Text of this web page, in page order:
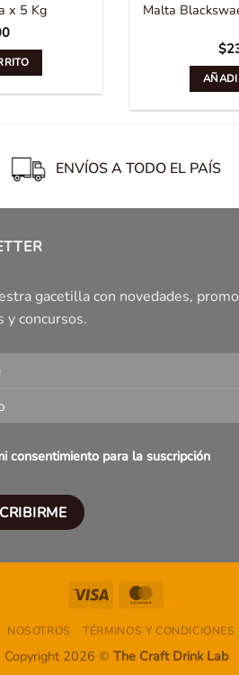
x 5 Kg
Malta
$
ENVÍOS A TODO EL PAÍS
gacetilla con novedades,
y concursos.
consentimiento para la suscripción
Visa
NOSOTROS TÉRMINOS Y CONDICIONES
Copyright 2026 © The Craft Drink Lab